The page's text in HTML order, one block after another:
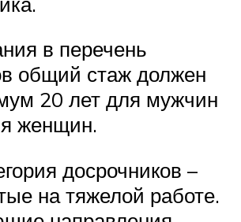
в перечень
общий стаж должен
20 лет для мужчин
женщин.
досрочников –
на тяжелой работе.